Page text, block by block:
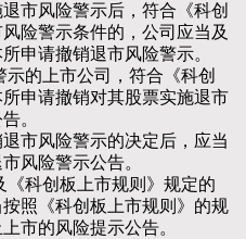
市风险警示后，符合《科创
险警示条件的，公司应当及
申请撤销退市风险警示。
的上市公司，符合《科创
申请撤销对其股票实施退市
。
风险警示的决定后，应当
风险警示公告。
科创板上市规则》规定的
照《科创板上市规则》的规
市的风险提示公告。